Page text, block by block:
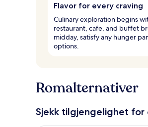
Flavor for every craving
Culinary exploration begins
restaurant, cafe, and buffet
midday, satisfy any hunger
options.
Romalternativer
Sjekk tilgjengelighet for